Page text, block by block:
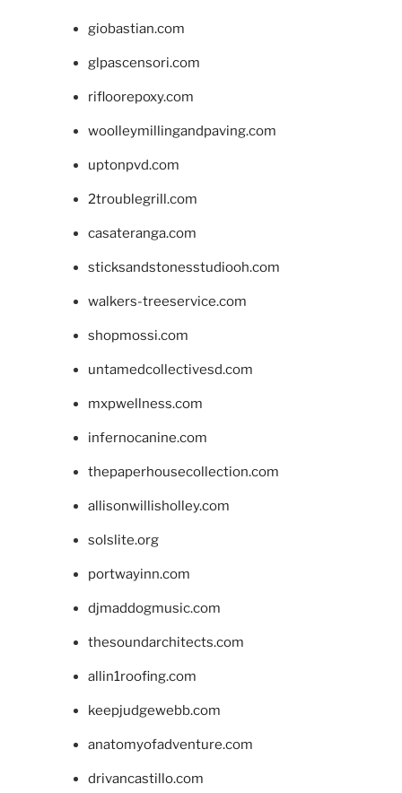
giobastian.com
glpascensori.com
rifloorepoxy.com
woolleymillingandpaving.com
uptonpvd.com
2troublegrill.com
casateranga.com
sticksandstonesstudiooh.com
walkers-treeservice.com
shopmossi.com
untamedcollectivesd.com
mxpwellness.com
infernocanine.com
thepaperhousecollection.com
allisonwillisholley.com
solslite.org
portwayinn.com
djmaddogmusic.com
thesoundarchitects.com
allin1roofing.com
keepjudgewebb.com
anatomyofadventure.com
drivancastillo.com